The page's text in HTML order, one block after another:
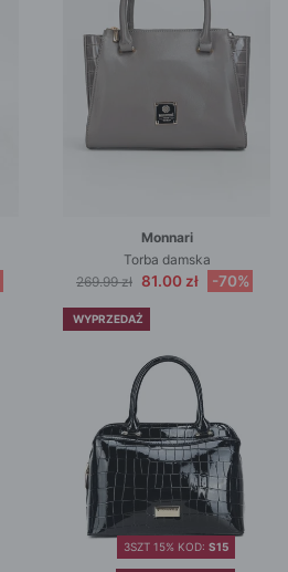
Monnari
Torba damska
269.99 zł 81.00 zł -70%
WYPRZEDAŻ
3SZT 15% KOD: S15